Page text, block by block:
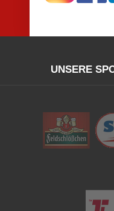
UNSERE